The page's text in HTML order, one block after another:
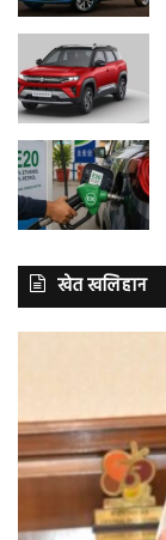
खेत खलिहान